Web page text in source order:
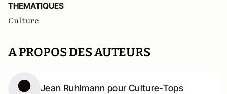
THEMATIQUES
Culture
A PROPOS DES AUTEURS
Jean Ruhlmann pour Culture-Tops